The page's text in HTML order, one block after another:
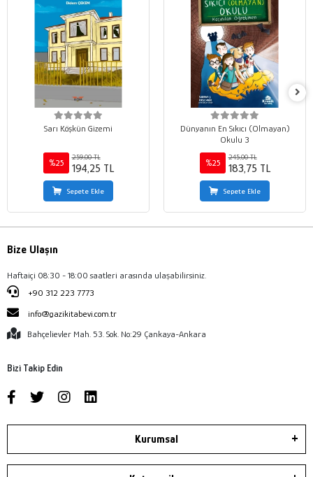
Sarı Köşkün Gizemi
%25
259,00 TL
194,25 TL
Sepete Ekle
Dünyanın En Sıkıcı (Olmayan)
Okulu 3
%25
245,00 TL
183,75 TL
Sepete Ekle
Bize Ulaşın
Haftaiçi 08:30 - 18:00 saatleri arasında ulaşabilirsiniz.
+90 312 223 7773
info@gazikitabevi.com.tr
Bahçelievler Mah. 53. Sok. No:29 Çankaya-Ankara
Bizi Takip Edin
Kurumsal